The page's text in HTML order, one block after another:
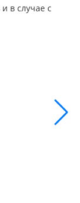
в случае с